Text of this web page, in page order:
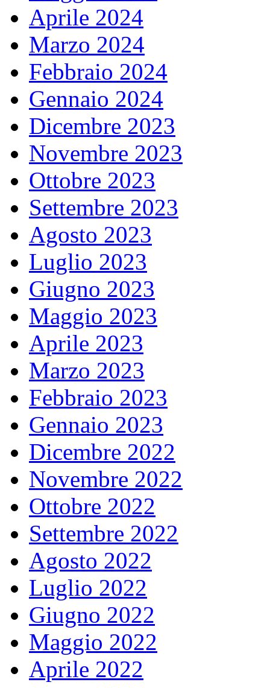
Aprile 2024
Marzo 2024
Febbraio 2024
Gennaio 2024
Dicembre 2023
Novembre 2023
Ottobre 2023
Settembre 2023
Agosto 2023
Luglio 2023
Giugno 2023
Maggio 2023
Aprile 2023
Marzo 2023
Febbraio 2023
Gennaio 2023
Dicembre 2022
Novembre 2022
Ottobre 2022
Settembre 2022
Agosto 2022
Luglio 2022
Giugno 2022
Maggio 2022
Aprile 2022